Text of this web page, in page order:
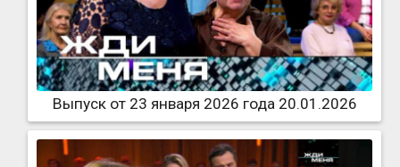
Выпуск от 23 января 2026 года 20.01.2026